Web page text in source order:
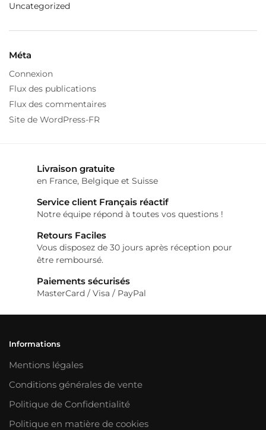
Uncategorized
Méta
Connexion
Flux des publications
Flux des commentaires
Site de WordPress-FR
Livraison gratuite
en France, Belgique et Suisse
Service client Français réactif
Notre équipe répond à toutes vos questions !
Retours Faciles
Vous disposez de 30 jours après réception pour
être remboursé.
Paiements sécurisés
MasterCard / Visa / PayPal
Informations
Mentions légales
Conditions générales de vente
Politique de Confidentialité
Politique en matière de cookies